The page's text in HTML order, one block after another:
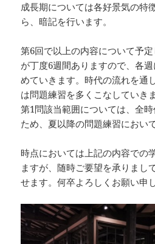
成長期については各好景気の特
ら、暗記を行います。
第6回で以上の内容について予
が丁度6週間ありますので、各
めていきます。時代の流れを通
は問題練習を多くこなしていき
第1問該当範囲については、全
ため、夏以降の問題練習におい
時点においては上記の内容での
ますが、随時ご要望を承りまし
せます。何卒よろしくお願い申